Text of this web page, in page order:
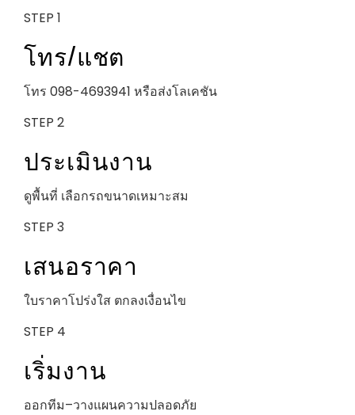
STEP 1
โทร/แชต
โทร 098-4693941 หรือส่งโลเคชัน
STEP 2
ประเมินงาน
ดูพื้นที่ เลือกรถขนาดเหมาะสม
STEP 3
เสนอราคา
ใบราคาโปร่งใส ตกลงเงื่อนไข
STEP 4
เริ่มงาน
ออกทีม–วางแผนความปลอดภัย